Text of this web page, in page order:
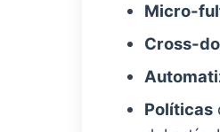
Micro-
Cross-
Políticas